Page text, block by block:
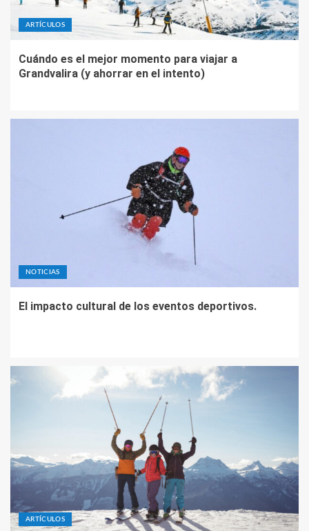
ARTÍCULOS
Cuándo es el mejor momento para viajar a
Grandvalira (y ahorrar en el intento)
NOTICIAS
El impacto cultural de los eventos deportivos.
ARTÍCULOS